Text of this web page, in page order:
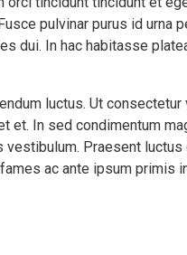
pulvinar purus id
dui. In hac habitasse
luctus. Ut
In sed condimentum
Praesent
ac ante ipsum primis